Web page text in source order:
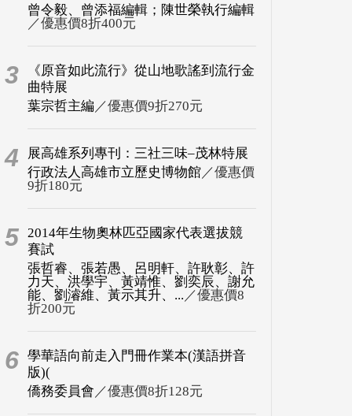
曾令毅、曾添福編輯；陳世榮執行編輯
／優惠價8折400元
3
《原音如此流行》從山地歌謠到流行金
曲特展
葉宗哲主編 ／優惠價9折270元
4
展高雄系列專刊：三社三味–茂林特展
行政法人高雄市立歷史博物館／優惠價
9折180元
5 2014年生物奧林匹亞國家代表選拔競
賽試
張哲睿、張若愚、呂明軒、許耿彰、許
力天、洪學宇、黃靖惟、劉奕辰、謝允
能、劉濬維、黃示其升、... ／優惠價8
折200元
6 學華語向前走入門冊作業本(漢語拼音
版)(
僑務委員會 ／優惠價8折128元